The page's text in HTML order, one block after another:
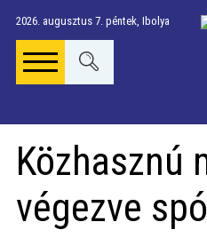
Vállalkozások és
2026. augusztus 7. péntek, Ibolya
Közhasznú
végezve